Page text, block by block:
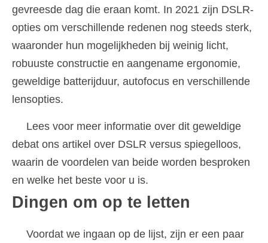
gevreesde dag die eraan komt. In 2021 zijn DSLR-
opties om verschillende redenen nog steeds sterk,
waaronder hun mogelijkheden bij weinig licht,
robuuste constructie en aangename ergonomie,
geweldige batterijduur, autofocus en verschillende
lensopties.
Lees voor meer informatie over dit geweldige
debat ons artikel over DSLR versus spiegelloos,
waarin de voordelen van beide worden besproken
en welke het beste voor u is.
Dingen om op te letten
Voordat we ingaan op de lijst, zijn er een paar